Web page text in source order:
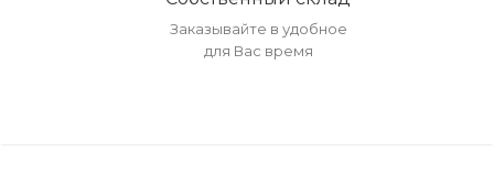
Заказывайте в удобное
для Вас время